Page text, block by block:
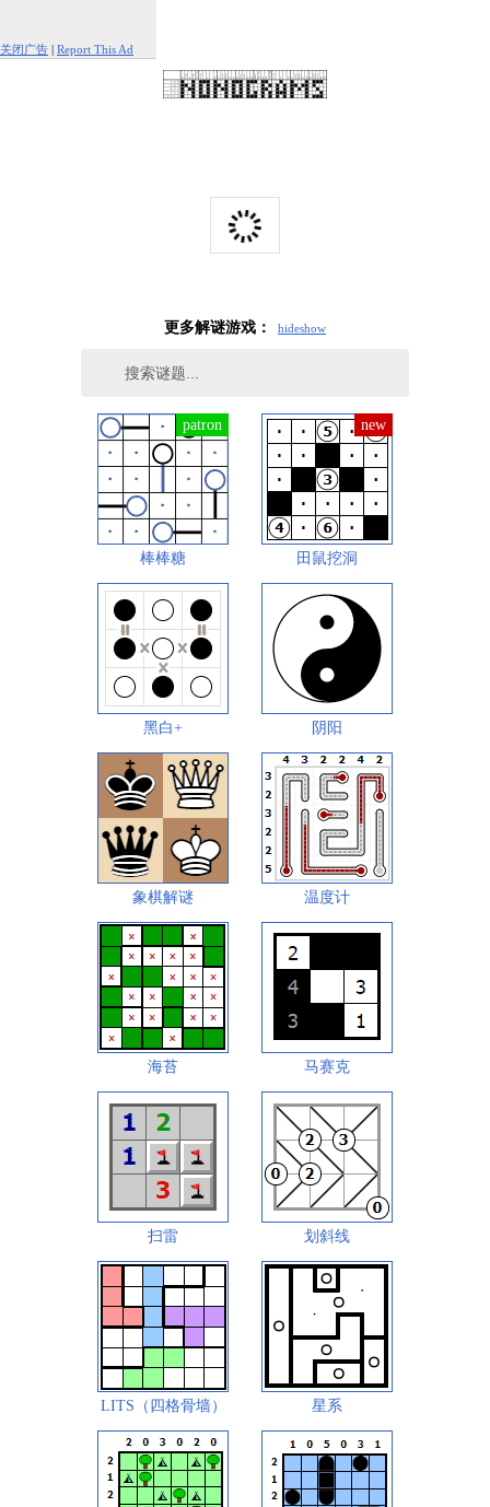
关闭广告 | Report This Ad
更多解谜游戏： hideshow
棒棒糖 田鼠挖洞
黑白+ 阴阳
象棋解谜 温度计
海苔 马赛克
扫雷 划斜线
LITS（四格骨墙） 星系